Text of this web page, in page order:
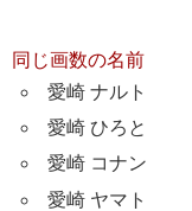
同じ画数の名前
愛崎 ナルト
愛崎 ひろと
愛崎 コナン
愛崎 ヤマト